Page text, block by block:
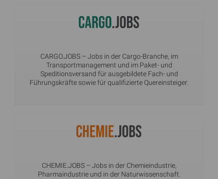
CARGO.JOBS– Jobs in der Cargo-Branche, im
Transportmanagement und im Paket- und
Speditionsversand für ausgebildete Fach- und
Führungskräfte sowie für qualifizierte Quereinsteiger.
CHEMIE.JOBS– Jobs in der Chemieindustrie,
Pharmaindustrie und in der Naturwissenschaft.